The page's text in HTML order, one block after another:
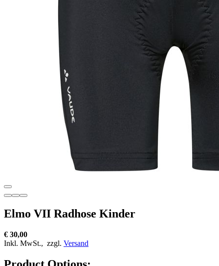
Elmo VII Radhose Kinder
€ 30,00
Inkl. MwSt., zzgl. Versand